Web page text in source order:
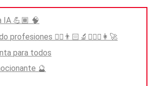
IA 💪🏾 🧠
profesiones 🧑‍⚕️👨🏻‍🔬👨🏻‍⚖️👩‍🚀
para todos
🔮